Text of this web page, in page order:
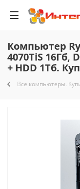
Компьютер
4070TiS 16Гб,
+ HDD 1Тб.
Все компьютеры.